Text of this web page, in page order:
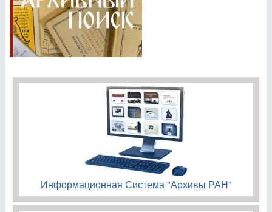
Информационная Система "Архивы РАН"